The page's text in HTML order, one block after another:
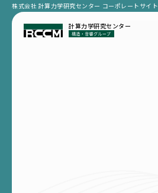
株式会社 計算力学研究センター コーポレートサイト
計算力学研究センター